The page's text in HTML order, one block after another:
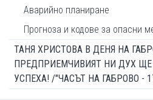
Аварийно планиране
Прогноза и кодове за опасни
ТАНЯ ХРИСТОВА В ДЕНЯ НА
ПРЕДПРИЕМЧИВИЯТ НИ ДУХ
УСПЕХА! /"ЧАСЪТ НА ГАБРОВО -